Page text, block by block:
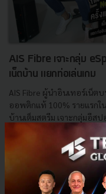
AIS Fibre เจาะกลุ่ม
เน็ตบ้าน แยกท่อเล่นเกม
AIS Fibre ผู้นำอินเทอร์เน็ต
ออพติกแท้ 100% รายแรกใ
บ้านเต็มสตรีม เจาะกลุ่มอีสป
| By
esports AIS Fibre